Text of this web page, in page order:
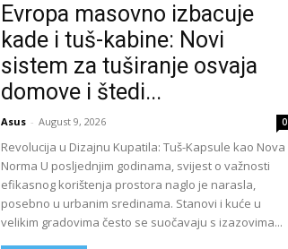
Evropa masovno izbacuje
kade i tuš-kabine: Novi
sistem za tuširanje osvaja
domove i štedi...
Asus - August 9, 2026 0
Revolucija u Dizajnu Kupatila: Tuš-Kapsule kao Nova
Norma U posljednjim godinama, svijest o važnosti
efikasnog korištenja prostora naglo je narasla,
posebno u urbanim sredinama. Stanovi i kuće u
velikim gradovima često se suočavaju s izazovima...